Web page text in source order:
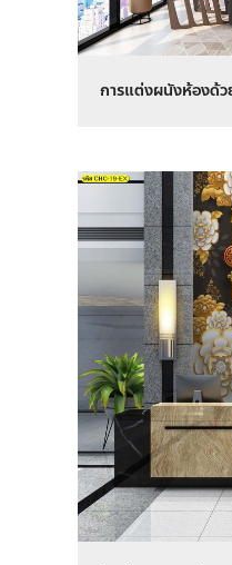
การแต่งผนังห้องด้ว